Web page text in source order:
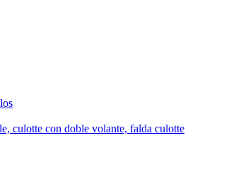
culotte con doble volante, falda culotte